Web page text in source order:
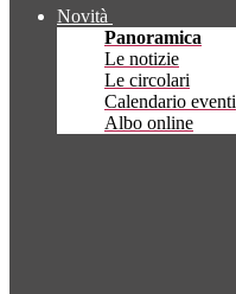
Novità
Panoramica
Le notizie
Le circolari
Calendario eventi
Albo online